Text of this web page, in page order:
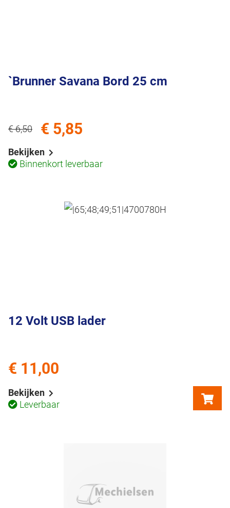
`Brunner Savana Bord 25 cm
Bekijken
Binnenkort leverbaar
€ 6,50 € 5,85
12 Volt USB lader
Bekijken
Leverbaar
€ 11,00